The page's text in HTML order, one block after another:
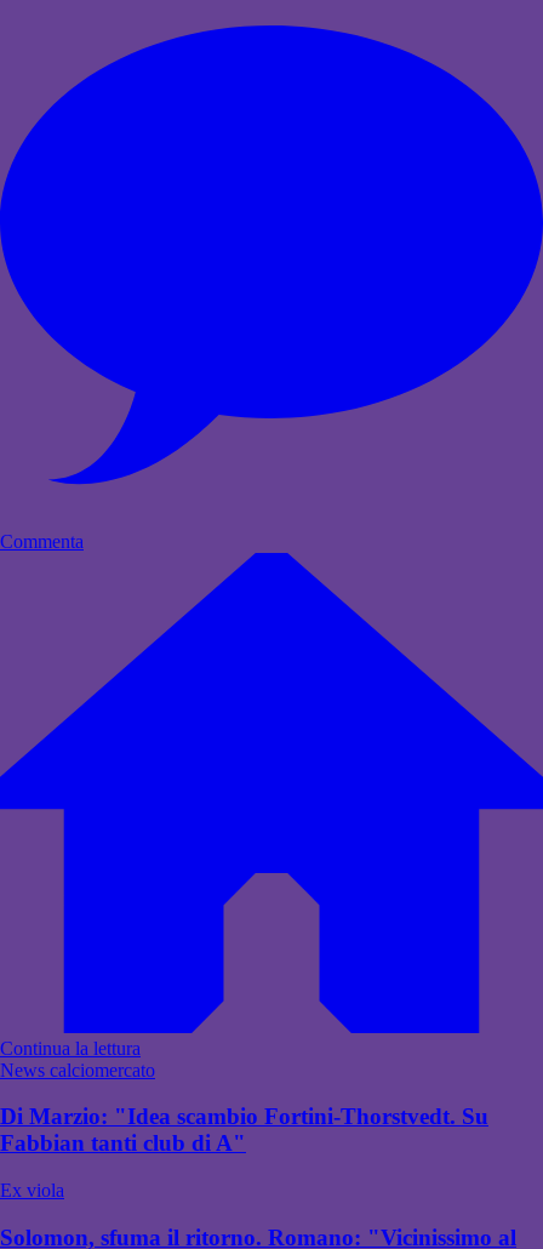
Commenta
Continua la lettura
News calciomercato
Di Marzio: "Idea scambio Fortini-Thorstvedt. Su
Fabbian tanti club di A"
Ex viola
Solomon, sfuma il ritorno. Romano: "Vicinissimo al